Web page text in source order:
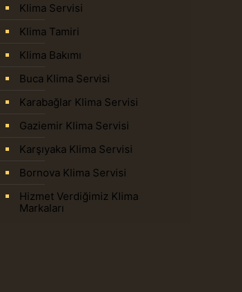
Klima Servisi
Klima Tamiri
Klima Bakımı
Buca Klima Servisi
Karabağlar Klima Servisi
Gaziemir Klima Servisi
Karşıyaka Klima Servisi
Bornova Klima Servisi
Hizmet Verdiğimiz Klima
Markaları